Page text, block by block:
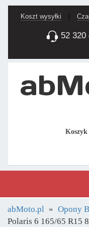
Koszt wysyłki
52 320
Koszyk
abMoto.pl Opony
Polaris 6 165/65 R15